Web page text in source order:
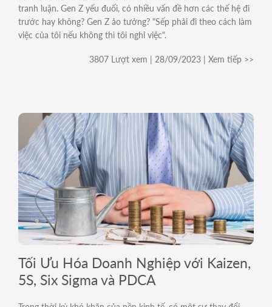
tranh luận. Gen Z yếu đuối, có nhiều vấn đề hơn các thế hệ đi
trước hay không? Gen Z ảo tưởng? "Sếp phải đi theo cách làm
việc của tôi nếu không thì tôi nghỉ việc".
3807 Lượt xem | 28/09/2023 | Xem tiếp >>
Tối Ưu Hóa Doanh Nghiệp với Kaizen,
5S, Six Sigma và PDCA